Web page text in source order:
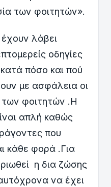
των φοιτητών».
λάβει
οδηγίες
πόσο και πού
με ασφάλεια οι
των φοιτητών .Η
απλή καθώς
που
κάθε φορά .Για
η δια ζώσης
να έχει